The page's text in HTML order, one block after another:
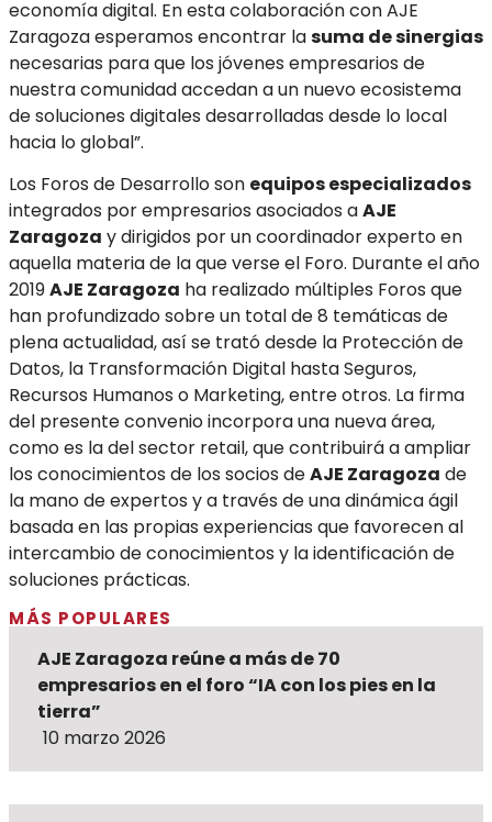
economía digital. En esta colaboración con AJE
Zaragoza esperamos encontrar lasuma de sinergias
necesarias para que los jóvenes empresarios de
nuestra comunidad accedan a un nuevo ecosistema
de soluciones digitales desarrolladas desde lo local
hacia lo global”.
Los Foros de Desarrollo son equipos especializados
integrados por empresarios asociados aAJE
Zaragoza y dirigidos por un coordinador experto en
aquella materia de la que verse el Foro. Durante el año
2019AJE Zaragoza ha realizado múltiples Foros que
han profundizado sobre un total de 8 temáticas de
plena actualidad, así se trató desde la Protección de
Datos, la Transformación Digital hasta Seguros,
Recursos Humanos o Marketing, entre otros. La firma
del presente convenio incorpora una nueva área,
como es la del sector retail, que contribuirá a ampliar
los conocimientos de los socios deAJE Zaragoza de
la mano de expertos y a través de una dinámica ágil
basada en las propias experiencias que favorecen al
intercambio de conocimientos y la identificación de
soluciones prácticas.
MÁS POPULARES
AJE Zaragoza reúne a más de 70
empresarios en el foro “IA con los pies en la
tierra”
10 marzo 2026